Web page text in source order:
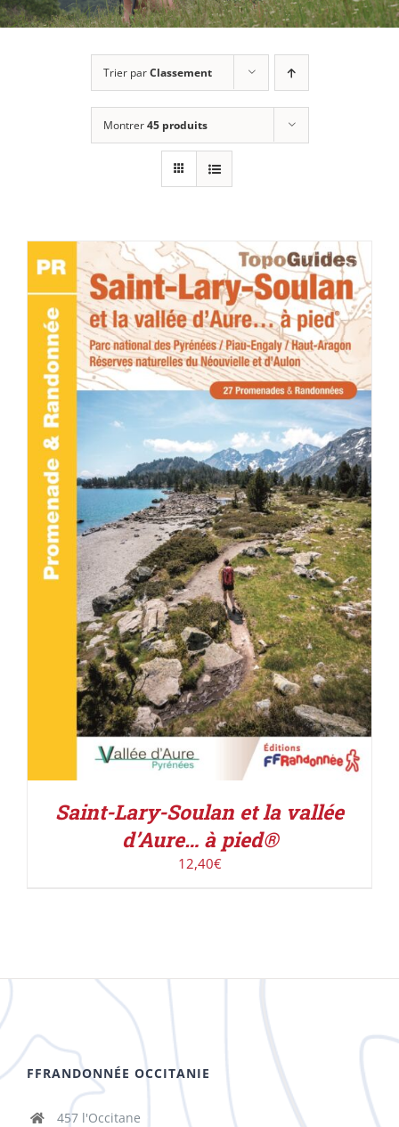
Trier parClassement
Montrer45 produits
ACHETER LE PRODUIT / DÉTAILS
Saint-Lary-Soulan et la vallée
d’Aure… à pied®
12,40€
FFRANDONNÉE OCCITANIE
457 l'Occitane